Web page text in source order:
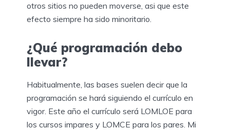
otros sitios no pueden moverse, asi que este
efecto siempre ha sido minoritario.
¿Qué programación debo
llevar?
Habitualmente, las bases suelen decir que la
programación se hará siguiendo el currículo en
vigor. Este año el currículo será LOMLOE para
los cursos impares y LOMCE para los pares. Mi